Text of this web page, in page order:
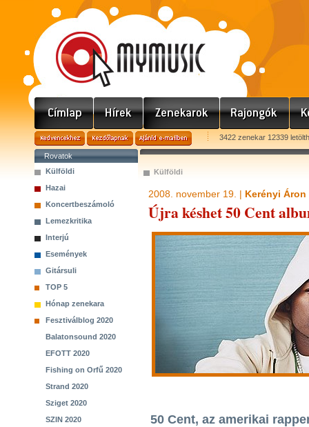
3422 zenekar 12339
Rovatok
Külföldi
Hazai
Koncertbeszámoló
Lemezkritika
Interjú
Események
Gitársuli
TOP 5
Hónap zenekara
Fesztiválblog 2020
Balatonsound 2020
EFOTT 2020
Fishing on Orfű 2020
Strand 2020
Sziget 2020
SZIN 2020
Külföldi
2008. november 19. | Kerényi Áron
Újra késhet 50 Cent
50 Cent, az amerikai